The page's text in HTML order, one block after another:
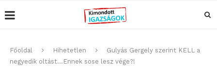
Főoldal Hihetetlen
Gulyás Gergely szerint KELL a
negyedik oltást…Ennek sose lesz vége?!